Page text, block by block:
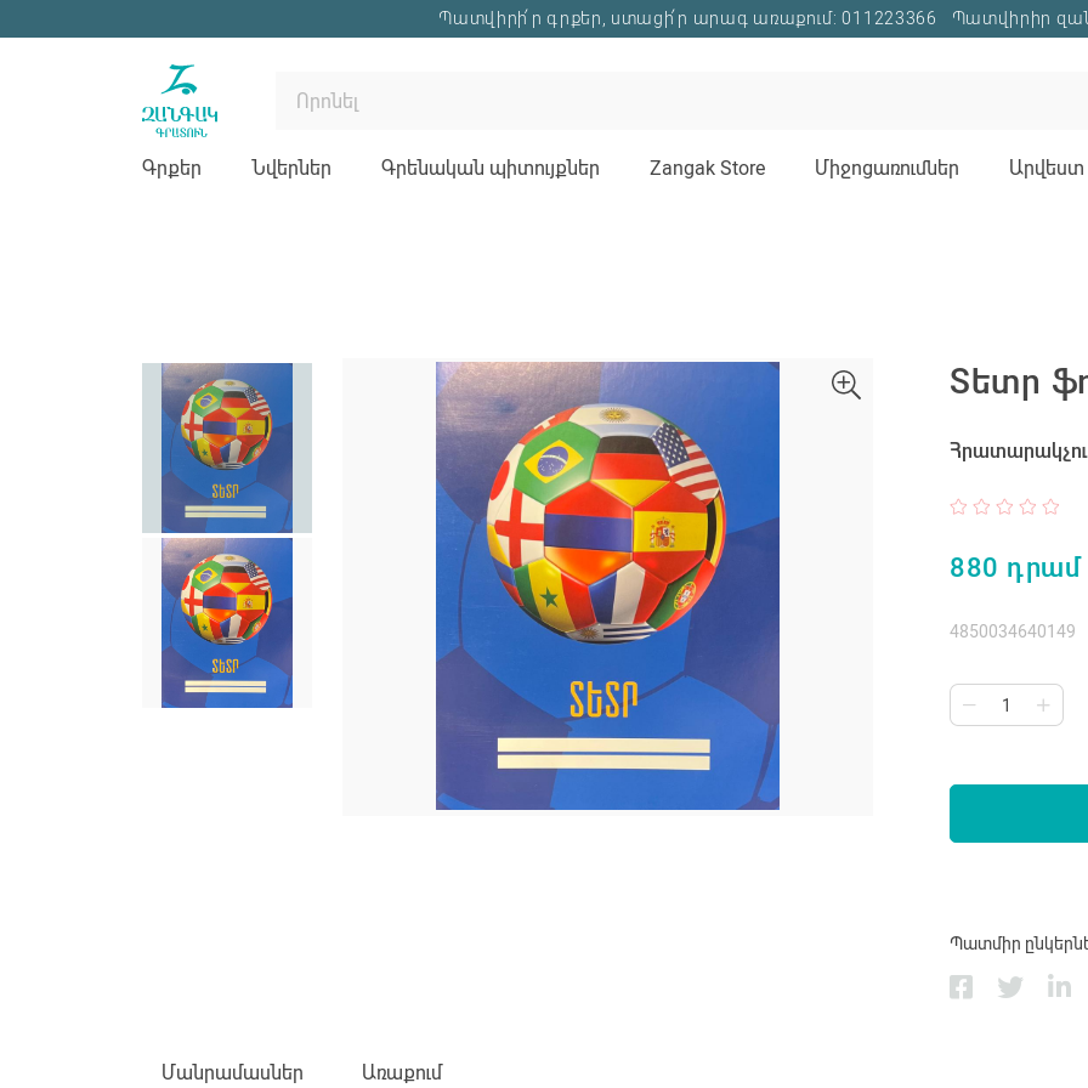
Պատվիրի՛ր գրքեր, ստացի՛ր արագ առաքում: 011223366 Պատվիրիր
Գրքեր Նվերներ Գրենական պիտույքներ Zangak Store Միջոցառումներ Արվեստ
Տետր
880 դրամ
4850034640149
Պատմիր
Մանրամասներ Առաքում